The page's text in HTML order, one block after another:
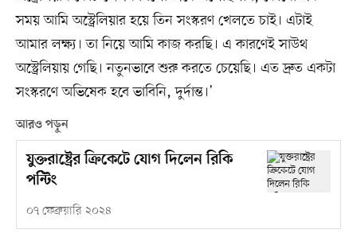
সময় আমি অস্ট্রেলিয়ার হয়ে তিন সংস্করণ খেলতে চাই। এটাই
আমার লক্ষ্য। তা নিয়ে আমি কাজ করছি। এ কারণেই সাউথ
অস্ট্রেলিয়ায় গেছি। নতুনভাবে শুরু করতে চেয়েছি। এত দ্রুত একটা
সংস্করণে অভিষেক হবে ভাবিনি, দুর্দান্ত।’
আরও পড়ুন
যুক্তরাষ্ট্রের ক্রিকেটে যোগ দিলেন রিকি
পন্টিং
০৭ ফেব্রুয়ারি ২০২৪